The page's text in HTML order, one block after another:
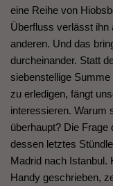
eine Reihe von
Überfluss verlässt ihn
anderen. Und das
durcheinander. Statt
siebenstellige
zu erledigen, fängt
interessieren. Warum
überhaupt? Die Frage
dessen letztes
Madrid nach Istanbul.
Handy geschrieben,